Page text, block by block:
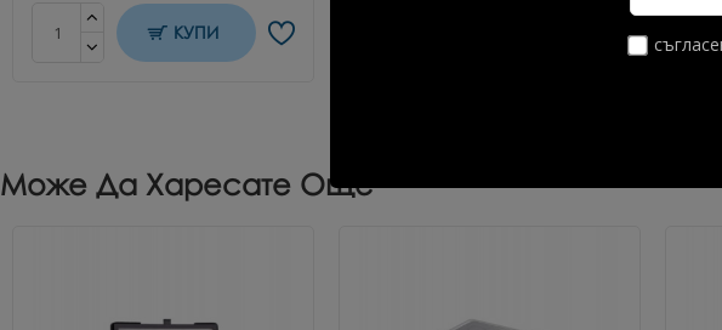
КУПИ
Може Да Харесате Още